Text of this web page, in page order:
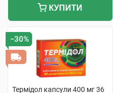
КУПИТИ
−30%
Термідол капсули 400 мг 36